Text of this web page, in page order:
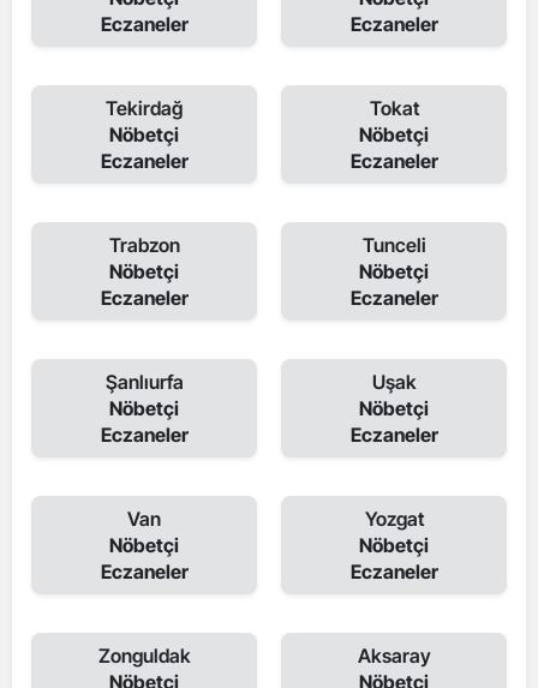
Eczaneler
Eczaneler
Tekirdağ
Nöbetçi
Eczaneler
Tokat
Nöbetçi
Eczaneler
Trabzon
Nöbetçi
Eczaneler
Tunceli
Nöbetçi
Eczaneler
Şanlıurfa
Nöbetçi
Eczaneler
Uşak
Nöbetçi
Eczaneler
Van
Nöbetçi
Eczaneler
Yozgat
Nöbetçi
Eczaneler
Zonguldak
Nöbetçi
Aksaray
Nöbetçi